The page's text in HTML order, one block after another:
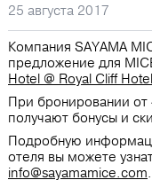
25 августа 2017
Компания SAYAMA
предложение для
Hotel @ Royal Cliff
При бронировании от
получают бонусы и
Подробную
отеля вы можете
info@sayamamice.com.